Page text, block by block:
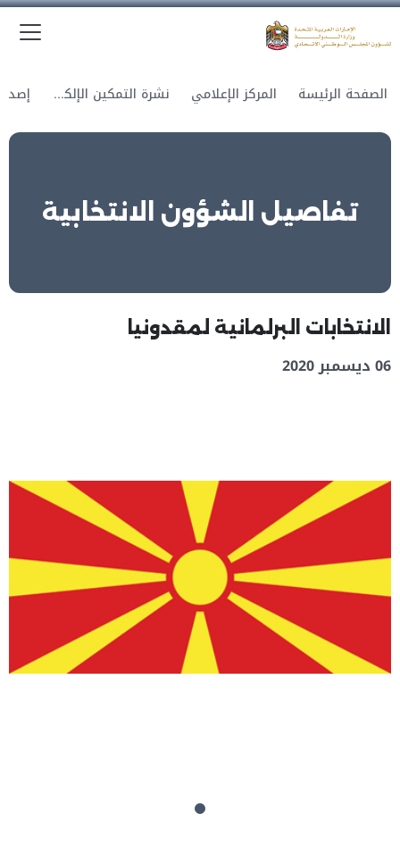
الصفحة الرئيسة المركز الإعلامي نشرة التمكين الإلكترونية
تفاصيل الشؤون الانتخابية
الانتخابات البرلمانية لمقدونيا
06 ديسمبر 2020